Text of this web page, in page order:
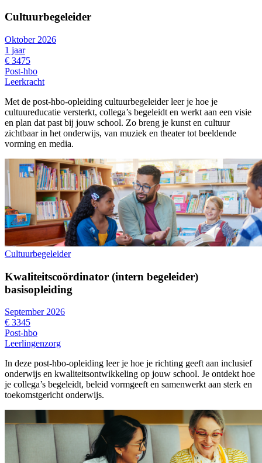
Cultuurbegeleider
Oktober 2026
1 jaar
€ 3475
Post-hbo
Leerkracht
Met de post-hbo-opleiding cultuurbegeleider leer je hoe je
cultuureducatie versterkt, collega’s begeleidt en werkt aan een visie
en plan dat past bij jouw school. Zo breng je kunst en cultuur
zichtbaar in het onderwijs, van muziek en theater tot beeldende
vorming en media.
Cultuurbegeleider
Kwaliteitscoördinator (intern begeleider)
basisopleiding
September 2026
€ 3345
Post-hbo
Leerlingenzorg
In deze post-hbo-opleiding leer je hoe je richting geeft aan inclusief
onderwijs en kwaliteitsontwikkeling op jouw school. Je ontdekt hoe
je collega’s begeleidt, beleid vormgeeft en samenwerkt aan sterk en
toekomstgericht onderwijs.